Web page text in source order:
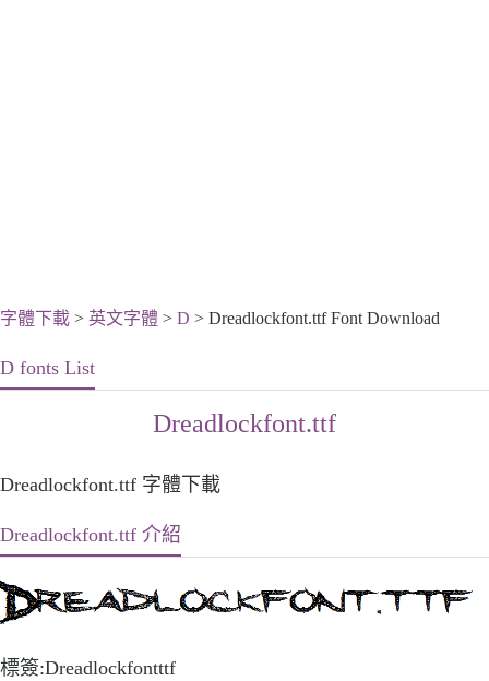
字體下載 > 英文字體 > D > Dreadlockfont.ttf Font Download
D fonts List
Dreadlockfont.ttf
Dreadlockfont.ttf 字體下載
Dreadlockfont.ttf 介紹
標簽:Dreadlockfontttf